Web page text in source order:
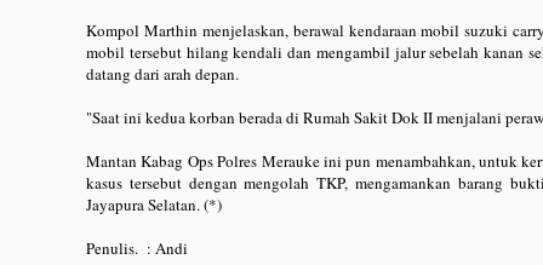
Kompol Marthin menjelaskan, berawal kendaraan mobil suzuki
mobil tersebut hilang kendali dan mengambil jalur sebelah kanan
datang dari arah depan.
"Saat ini kedua korban berada di Rumah Sakit Dok II menjalani
Mantan Kabag Ops Polres Merauke ini pun menambahkan, untuk
kasus tersebut dengan mengolah TKP, mengamankan barang
Jayapura Selatan. (*)
Penulis. : Andi